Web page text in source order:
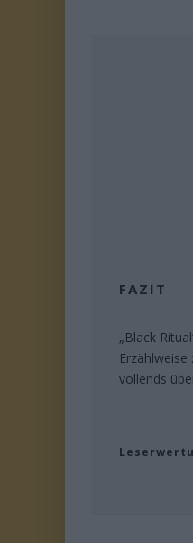
FAZIT
„Black
vollends